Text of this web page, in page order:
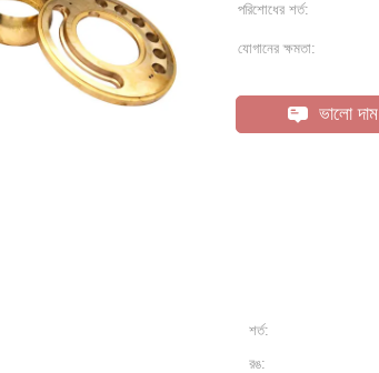
পরিশোধের শর্ত:
যোগানের ক্ষমতা:
ভালো দাম
শর্ত:
রঙ: